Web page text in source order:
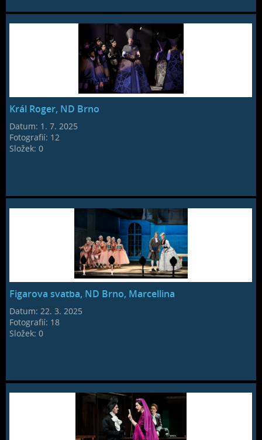
Král Roger, ND Brno
Datum: 1. 7. 2025
Fotografií: 12
Složek:0
Figarova svatba, ND Brno, Marcellina
Datum: 22. 3. 2025
Fotografií: 18
Složek:0